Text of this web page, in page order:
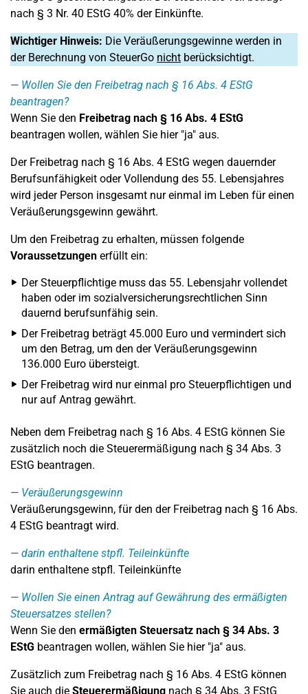
nach § 3 Nr. 40 EStG 40% der Einkünfte.
Wichtiger Hinweis: Die Veräußerungsgewinne werden in
der Berechnung von SteuerGo nicht berücksichtigt.
Wollen Sie den Freibetrag nach § 16 Abs. 4 EStG
beantragen?
Wenn Sie den Freibetrag nach § 16 Abs. 4 EStG
beantragen wollen, wählen Sie hier "ja" aus.
Der Freibetrag nach § 16 Abs. 4 EStG wegen dauernder
Berufsunfähigkeit oder Vollendung des 55. Lebensjahres
wird jeder Person insgesamt nur einmal im Leben für einen
Veräußerungsgewinn gewährt.
Um den Freibetrag zu erhalten, müssen folgende
Voraussetzungen erfüllt ein:
Der Steuerpflichtige muss das 55. Lebensjahr vollendet
haben oder im sozialversicherungsrechtlichen Sinn
dauernd berufsunfähig sein.
Der Freibetrag beträgt 45.000 Euro und vermindert sich
um den Betrag, um den der Veräußerungsgewinn
136.000 Euro übersteigt.
Der Freibetrag wird nur einmal pro Steuerpflichtigen und
nur auf Antrag gewährt.
Neben dem Freibetrag nach § 16 Abs. 4 EStG können Sie
zusätzlich noch die Steuerermäßigung nach § 34 Abs. 3
EStG beantragen.
Veräußerungsgewinn
Veräußerungsgewinn, für den der Freibetrag nach § 16 Abs.
4 EStG beantragt wird.
darin enthaltene stpfl. Teileinkünfte
darin enthaltene stpfl. Teileinkünfte
Wollen Sie einen Antrag auf Gewährung des ermäßigten
Steuersatzes stellen?
Wenn Sie den ermäßigten Steuersatz nach § 34 Abs. 3
EStG beantragen wollen, wählen Sie hier "ja" aus.
Zusätzlich zum Freibetrag nach § 16 Abs. 4 EStG können
Sie auch die Steuerermäßigung nach § 34 Abs. 3 EStG